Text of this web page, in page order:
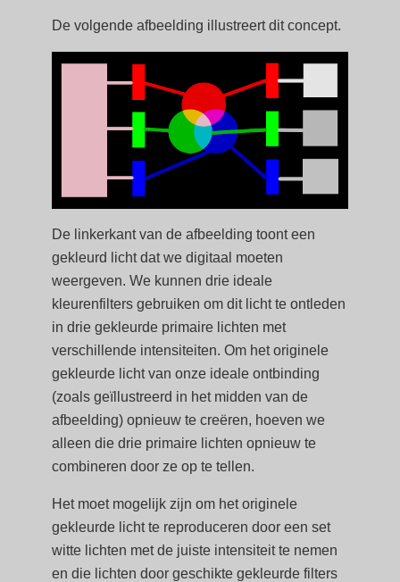
De volgende afbeelding illustreert dit concept.
De linkerkant van de afbeelding toont een
gekleurd licht dat we digitaal moeten
weergeven. We kunnen drie ideale
kleurenfilters gebruiken om dit licht te ontleden
in drie gekleurde primaire lichten met
verschillende intensiteiten. Om het originele
gekleurde licht van onze ideale ontbinding
(zoals geïllustreerd in het midden van de
afbeelding) opnieuw te creëren, hoeven we
alleen die drie primaire lichten opnieuw te
combineren door ze op te tellen.
Het moet mogelijk zijn om het originele
gekleurde licht te reproduceren door een set
witte lichten met de juiste intensiteit te nemen
en die lichten door geschikte gekleurde filters